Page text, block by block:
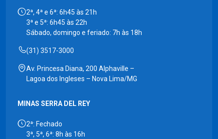
2ª, 4ª e 6ª: 6h45 às 21h
3ª e 5ª: 6h45 às 22h
Sábado, domingo e feriado: 7h às 18h
(31) 3517-3000
Av. Princesa Diana, 200 Alphaville –
Lagoa dos Ingleses – Nova Lima/MG
MINAS SERRA DEL REY
2ª: Fechado
3ª, 5ª, 6ª: 8h às 16h